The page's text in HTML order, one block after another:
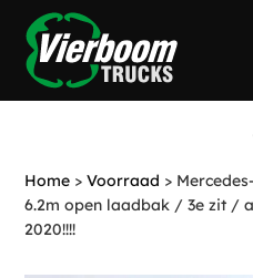
Home > Voorraad >
6.2m open laadbak / 3e zit /
2020!!!!